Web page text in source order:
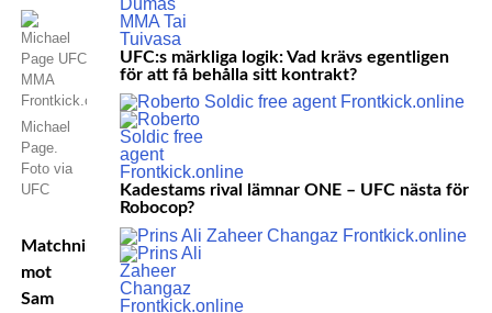
Michael
Page.
Foto via
UFC
Matchning
mot
Sam
UFC:s märkliga logik: Vad krävs egentligen
för att få behålla sitt kontrakt?
Kadestams rival lämnar ONE – UFC nästa för
Robocop?